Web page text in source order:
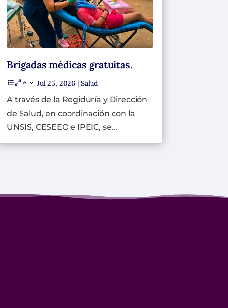
Brigadas médicas gratuitas.
Jul 25, 2026| Salud
A través de la Regiduría y Dirección
de Salud, en coordinación con la
UNSIS, CESEEO e IPEIC, se...